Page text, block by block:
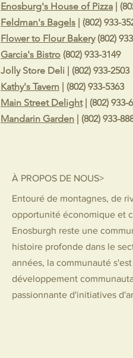
Enosburg's House of Pizza |
Feldman's Bagels | (802) 933-
Flower to Flour Bakery(802)
Garcia's Bistro (802) 933-3149
Jolly Store Deli | (802) 933-2503
Kathy's Tavern | (802) 933-5363
Main Street Delight| (802) 933-
Mandarin Garden | (802) 933-
À PROPOS DE NOUS>
Entouré de montagnes, de
opportunité économique et
Enosburgh reste une
histoire profonde dans le
années, la communauté
développement
passionnante d'initiatives